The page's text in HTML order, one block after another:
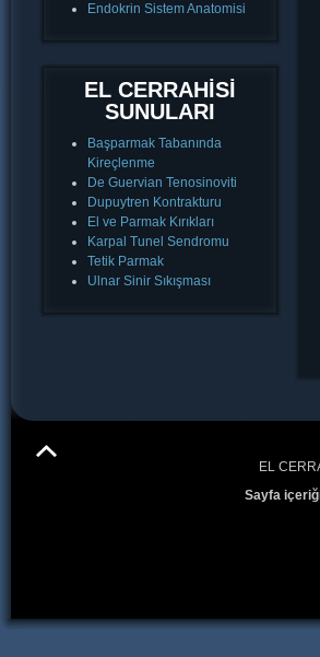
Endokrin Sistem Anatomisi
EL CERRAHİSİ
SUNULARI
Başparmak Tabanında
Kireçlenme
De Guervian Tenosinoviti
Dupuytren Kontrakturu
El ve Parmak Kırıkları
Karpal Tunel Sendromu
Tetik Parmak
Ulnar Sinir Sıkışması
EL
Sayfa